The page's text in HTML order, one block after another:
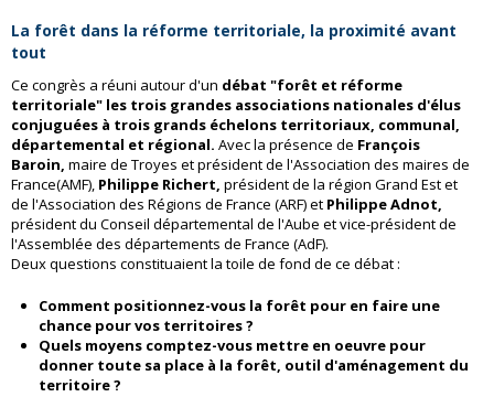
La forêt dans la réforme territoriale, la proximité avant
tout
Ce congrès a réuni autour d'un débat "forêt et réforme
territoriale" les trois grandes associations nationales d'élus
conjuguées à trois grands échelons territoriaux, communal,
départemental et régional. Avec la présence de François
Baroin, maire de Troyes et président de l'Association des maires de
France(AMF), Philippe Richert, président de la région Grand Est et
de l'Association des Régions de France (ARF) et Philippe Adnot,
président du Conseil départemental de l'Aube et vice-président de
l'Assemblée des départements de France (AdF).
Deux questions constituaient la toile de fond de ce débat :
Comment positionnez-vous la forêt pour en faire une
chance pour vos territoires ?
Quels moyens comptez-vous mettre en oeuvre pour
donner toute sa place à la forêt, outil d'aménagement du
territoire ?